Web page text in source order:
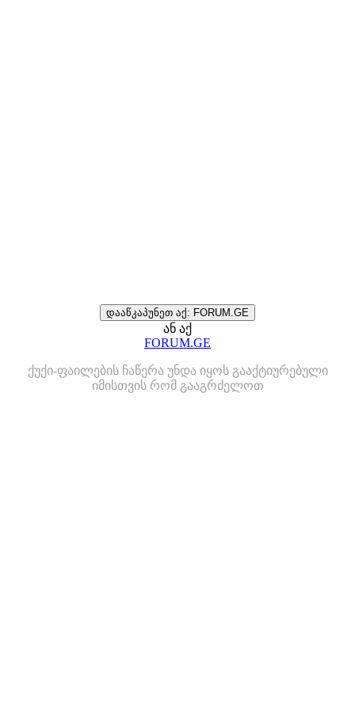
დააწკაპუნეთ აქ: FORUM.GE
ან აქ
FORUM.GE
ქუქი-ფაილების ჩაწერა უნდა იყოს გააქტიურებული
იმისთვის რომ გააგრძელოთ